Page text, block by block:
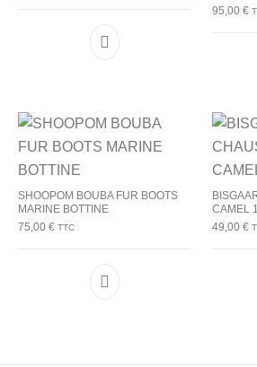
Ce produit a plusieurs
95,00 €
SHOOPOM BOUBA FUR BOOTS
MARINE BOTTINE
75,00€ TTC
Ce produit a plusieurs
CAMEL
49,00 €